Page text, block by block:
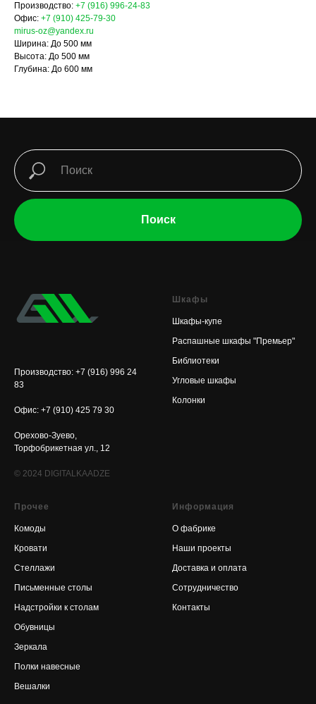
Производство: +7 (916) 996-24-83
Офис: +7 (910) 425-79-30
mirus-oz@yandex.ru
Ширина: До 500 мм
Высота: До 500 мм
Глубина: До 600 мм
Поиск
Производство: +7 (916) 996 24
83
Офис: +7 (910) 425 79 30
Орехово-Зуево,
Торфобрикетная ул., 12
© 2024 DIGITALKAADZE
Шкафы
Шкафы-купе
Распашные шкафы "Премьер"
Библиотеки
Угловые шкафы
Колонки
Прочее
Комоды
Кровати
Стеллажи
Письменные столы
Надстройки к столам
Обувницы
Зеркала
Полки навесные
Вешалки
Информация
О фабрике
Наши проекты
Доставка и оплата
Сотрудничество
Контакты